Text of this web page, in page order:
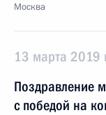
Москва
13 марта 2019
Поздравление
с победой на